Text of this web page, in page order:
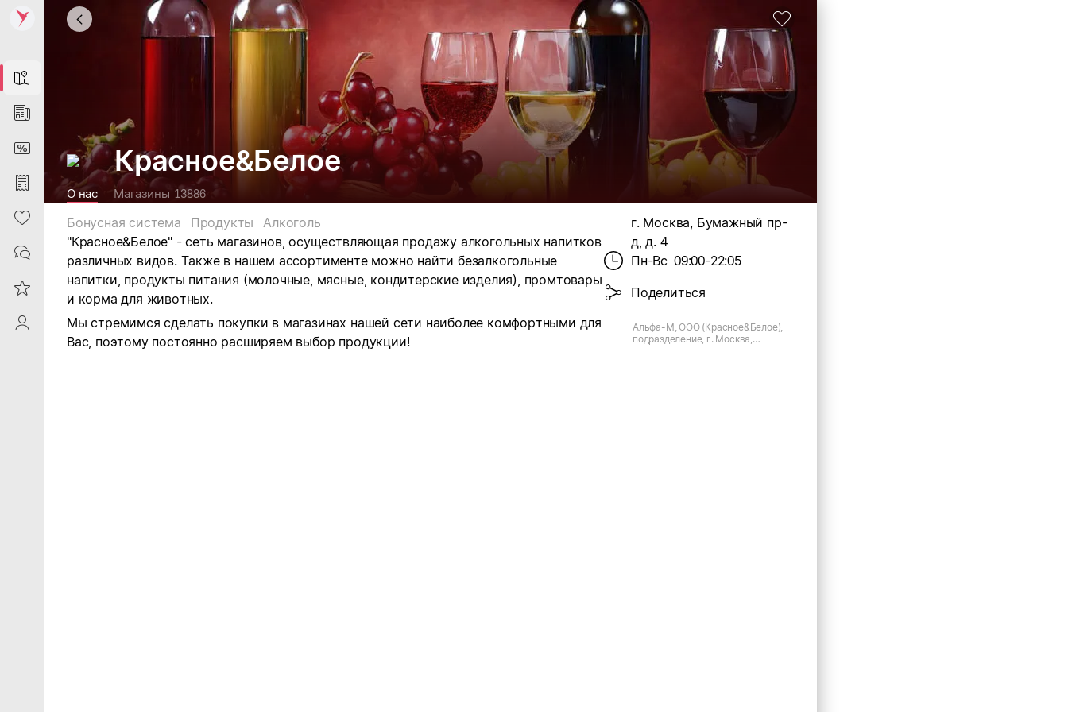
Map
News
DiscountCard
Purchases
Heart
Contacts
Reviews
ProfileSaby
Красное&Белое
О нас Магазины 13886
Бонусная система Продукты
Алкоголь
"Красное&Белое" - сеть магазинов, осуществляющая продажу алкогольных напитков
различных видов. Также в нашем ассортименте можно найти безалкогольные
напитки, продукты питания (молочные, мясные, кондитерские изделия), промтовары
и корма для животных.
Мы стремимся сделать покупки в магазинах нашей сети наиболее комфортными для
Вас, поэтому постоянно расширяем выбор продукции!
г. Москва, Бумажный пр-
д, д. 4
Пн-Вс 09:00-22:05
Поделиться
Альфа-М, ООО (Красное&Белое),
подразделение, г. Москва,